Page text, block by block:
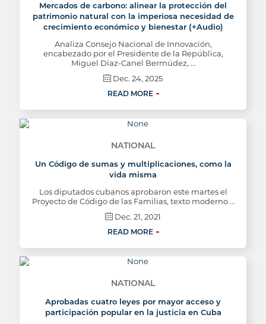
Mercados de carbono: alinear la protección del
patrimonio natural con la imperiosa necesidad de
crecimiento económico y bienestar (+Audio)
Analiza Consejo Nacional de Innovación,
encabezado por el Presidente de la República,
Miguel Díaz-Canel Bermúdez, …
Dec. 24, 2025
READ MORE
NATIONAL
Un Código de sumas y multiplicaciones, como la
vida misma
Los diputados cubanos aprobaron este martes el
Proyecto de Código de las Familias, texto moderno …
Dec. 21, 2021
READ MORE
NATIONAL
Aprobadas cuatro leyes por mayor acceso y
participación popular en la justicia en Cuba